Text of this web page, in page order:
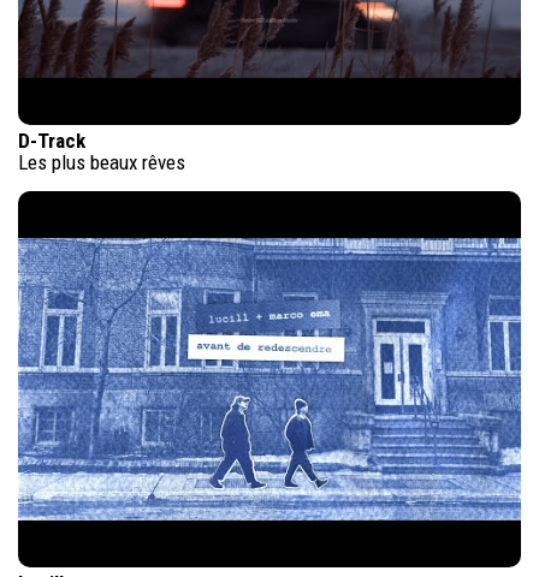
D-Track
Les plus beaux rêves